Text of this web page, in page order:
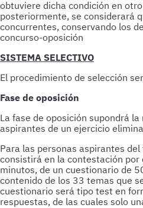
obtuviere dicha condición en
posteriormente, se considerará
concurrentes, conservando los
concurso-oposición
SISTEMA SELECTIVO
El procedimiento de selección
Fase de oposición
La fase de oposición supondrá
aspirantes de un ejercicio
Para las personas aspirantes
consistirá en la contestación por
minutos, de un cuestionario de
contenido de los 33 temas que
cuestionario será tipo test en
respuestas, de las cuales solo